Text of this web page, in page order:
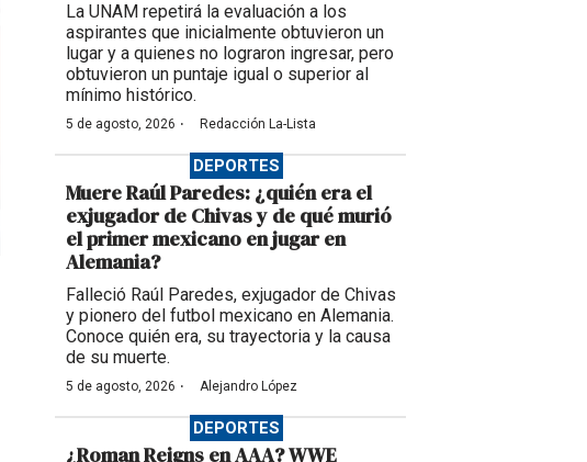
La UNAM repetirá la evaluación a los
aspirantes que inicialmente obtuvieron un
lugar y a quienes no lograron ingresar, pero
obtuvieron un puntaje igual o superior al
mínimo histórico.
5 de agosto, 2026 · Redacción La-Lista
DEPORTES
Muere Raúl Paredes: ¿quién era el
exjugador de Chivas y de qué murió
el primer mexicano en jugar en
Alemania?
Falleció Raúl Paredes, exjugador de Chivas
y pionero del futbol mexicano en Alemania.
Conoce quién era, su trayectoria y la causa
de su muerte.
5 de agosto, 2026 · Alejandro López
DEPORTES
¿Roman Reigns en AAA? WWE